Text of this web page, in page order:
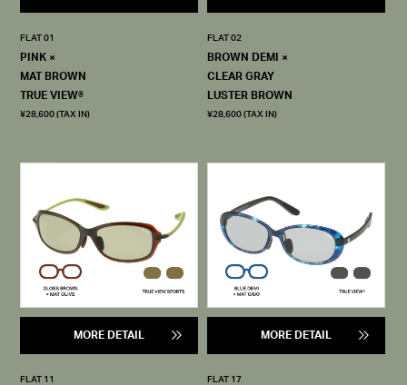
FLAT 01
PINK ×
MAT BROWN
TRUE VIEW®
¥28,600 (TAX IN)
FLAT 02
BROWN DEMI ×
CLEAR GRAY
LUSTER BROWN
¥28,600 (TAX IN)
MORE DETAIL
FLAT 11
MORE DETAIL
FLAT 17